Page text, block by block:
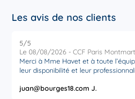
Les avis de nos clients
5/5
Le 08/08/2026 - CCF Paris
Merci à Mme Havet et à toute
leur disponibilité et leur
juan@bourges18.com J.